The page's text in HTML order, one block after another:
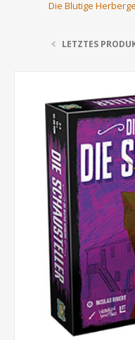
Die Blutige
LETZTES